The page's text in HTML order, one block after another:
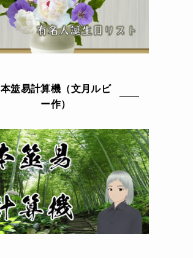
本筮易計算機（文月ルビ
ー作）